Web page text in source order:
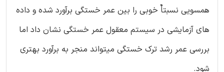
همسویی نسبتاٌ خوبی را بین عمر خستگی برآورد شده و داده
های آزمایشی در سیستم معقول عمر خستگی نشان داد اما
بررسی عمر رشد ترک خستگی میتواند منجر به برآورد بهتری
شود.